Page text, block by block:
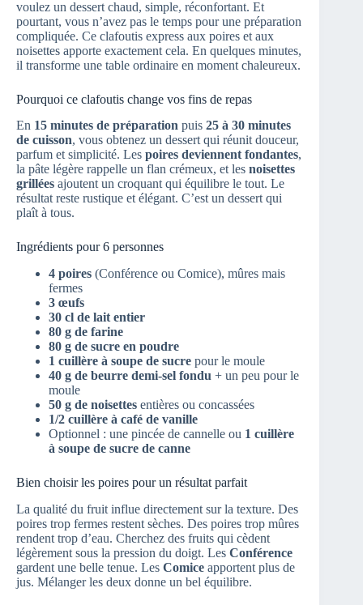
voulez un dessert chaud, simple, réconfortant. Et
pourtant, vous n’avez pas le temps pour une préparation
compliquée. Ce clafoutis express aux poires et aux
noisettes apporte exactement cela. En quelques minutes,
il transforme une table ordinaire en moment chaleureux.
Pourquoi ce clafoutis change vos fins de repas
En 15 minutes de préparation puis 25 à 30 minutes
de cuisson, vous obtenez un dessert qui réunit douceur,
parfum et simplicité. Les poires deviennent fondantes,
la pâte légère rappelle un flan crémeux, et les noisettes
grillées ajoutent un croquant qui équilibre le tout. Le
résultat reste rustique et élégant. C’est un dessert qui
plaît à tous.
Ingrédients pour 6 personnes
4 poires (Conférence ou Comice), mûres mais
fermes
3 œufs
30 cl de lait entier
80 g de farine
80 g de sucre en poudre
1 cuillère à soupe de sucre pour le moule
40 g de beurre demi-sel fondu + un peu pour le
moule
50 g de noisettes entières ou concassées
1/2 cuillère à café de vanille
Optionnel : une pincée de cannelle ou 1 cuillère
à soupe de sucre de canne
Bien choisir les poires pour un résultat parfait
La qualité du fruit influe directement sur la texture. Des
poires trop fermes restent sèches. Des poires trop mûres
rendent trop d’eau. Cherchez des fruits qui cèdent
légèrement sous la pression du doigt. Les Conférence
gardent une belle tenue. Les Comice apportent plus de
jus. Mélanger les deux donne un bel équilibre.